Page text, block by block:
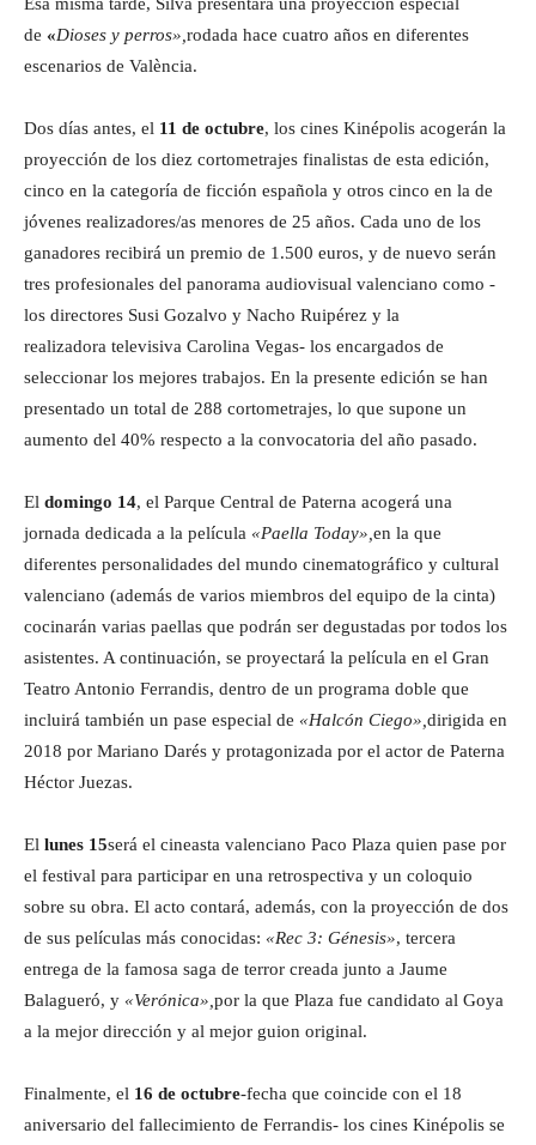
de «Dioses y perros», rodada hace cuatro años en diferentes
escenarios de València.
Dos días antes, el 11 de octubre, los cines Kinépolis acogerán la
proyección de los diez cortometrajes finalistas de esta edición,
cinco en la categoría de ficción española y otros cinco en la de
jóvenes realizadores/as menores de 25 años. Cada uno de los
ganadores recibirá un premio de 1.500 euros, y de nuevo serán
tres profesionales del panorama audiovisual valenciano como -
los directores Susi Gozalvo y Nacho Ruipérez y la
realizadora televisiva Carolina Vegas- los encargados de
seleccionar los mejores trabajos. En la presente edición se han
presentado un total de 288 cortometrajes, lo que supone un
aumento del 40% respecto a la convocatoria del año pasado.
El domingo 14, el Parque Central de Paterna acogerá una
jornada dedicada a la película «Paella Today» en la que
diferentes personalidades del mundo cinematográfico y cultural
valenciano (además de varios miembros del equipo de la cinta)
cocinarán varias paellas que podrán ser degustadas por todos los
asistentes. A continuación, se proyectará la película en el Gran
Teatro Antonio Ferrandis, dentro de un programa doble que
incluirá también un pase especial de «Halcón Ciego», dirigida en
2018 por Mariano Darés y protagonizada por el actor de Paterna
Héctor Juezas.
El lunes 15será el cineasta valenciano Paco Plaza quien pase por
el festival para participar en una retrospectiva y un coloquio
sobre su obra. El acto contará, además, con la proyección de dos
de sus películas más conocidas: «Rec 3: Génesis», tercera
entrega de la famosa saga de terror creada junto a Jaume
Balagueró, y «Verónica», por la que Plaza fue candidato al Goya
a la mejor dirección y al mejor guion original.
Finalmente, el 16 de octubre-fecha que coincide con el 18
aniversario del fallecimiento de Ferrandis- los cines Kinépolis se